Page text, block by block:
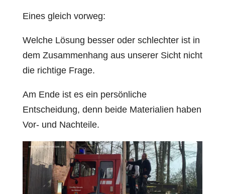
Eines gleich vorweg:
Welche Lösung besser oder schlechter ist in
dem Zusammenhang aus unserer Sicht nicht
die richtige Frage.
Am Ende ist es ein persönliche
Entscheidung, denn beide Materialien haben
Vor- und Nachteile.